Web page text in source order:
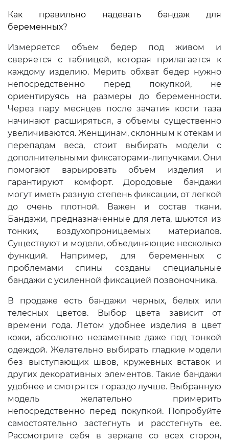
Как правильно надевать бандаж для
беременных?
Измеряется объем бедер под живом и
сверяется с таблицей, которая прилагается к
каждому изделию. Мерить обхват бедер нужно
непосредственно перед покупкой, не
ориентируясь на размеры до беременности.
Через пару месяцев после зачатия кости таза
начинают расширяться, а объемы существенно
увеличиваются. Женщинам, склонным к отекам и
перепадам веса, стоит выбирать модели с
дополнительными фиксаторами-липучками. Они
помогают варьировать объем изделия и
гарантируют комфорт. Дородовые бандажи
могут иметь разную степень фиксации, от легкой
до очень плотной. Важен и состав ткани.
Бандажи, предназначенные для лета, шьются из
тонких, воздухопроницаемых материалов.
Существуют и модели, объединяющие несколько
функций. Например, для беременных с
проблемами спины созданы специальные
бандажи с усиленной фиксацией позвоночника.
В продаже есть бандажи черных, белых или
телесных цветов. Выбор цвета зависит от
времени года. Летом удобнее изделия в цвет
кожи, абсолютно незаметные даже под тонкой
одеждой. Желательно выбирать гладкие модели
без выступающих швов, кружевных вставок и
других декоративных элементов. Такие бандажи
удобнее и смотрятся гораздо лучше. Выбранную
модель желательно примерить
непосредственно перед покупкой. Попробуйте
самостоятельно застегнуть и расстегнуть ее.
Рассмотрите себя в зеркале со всех сторон,